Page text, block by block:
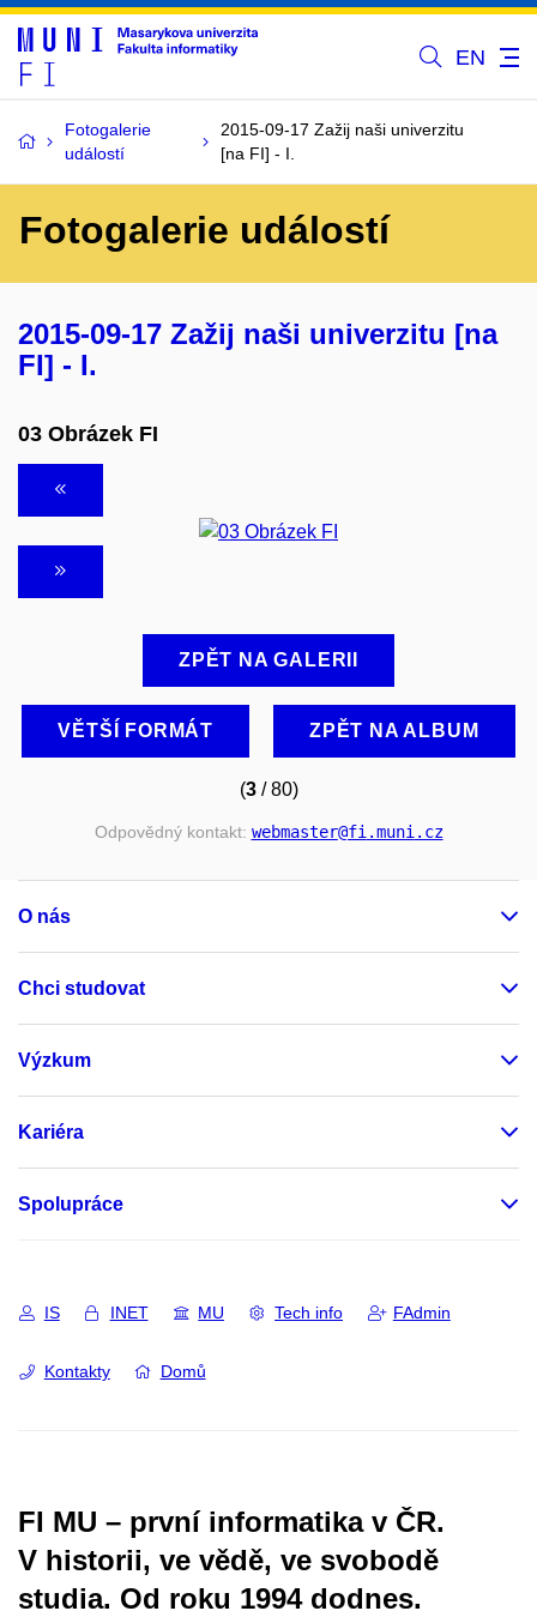
EN
Fotogalerie
událostí
2015-09-17 Zažij naši univerzitu
[na FI] - I.
Fotogalerie událostí
2015-09-17 Zažij naši univerzitu [na
FI] - I.
03 Obrázek FI
ZPĚT NA GALERII
VĚTŠÍ FORMÁT ZPĚT NA ALBUM
(3/ 80)
Odpovědný kontakt: webmaster@fi.muni.cz
O nás
Chci studovat
Výzkum
Kariéra
Spolupráce
IS INET MU Tech info FAdmin
Kontakty Domů
FI MU – první informatika v ČR.
V historii, ve vědě, ve svobodě
studia. Od roku 1994 dodnes.